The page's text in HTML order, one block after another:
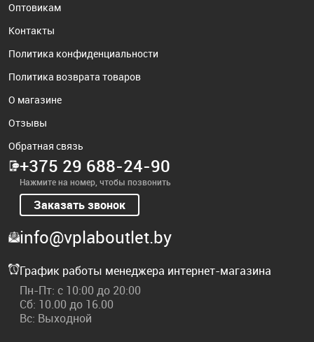
Оптовикам
Контакты
Политика конфиденциальности
Политика возврата товаров
О магазине
Отзывы
Обратная связь
+375 29 688-24-90
Нажмите на номер, чтобы позвонить
Заказать звонок
info@vplaboutlet.by
График работы менеджера интернет-магазина
Пн-Пт: с 10:00 до 20:00
Сб: 10.00 до 16.00
Вс: Выходной